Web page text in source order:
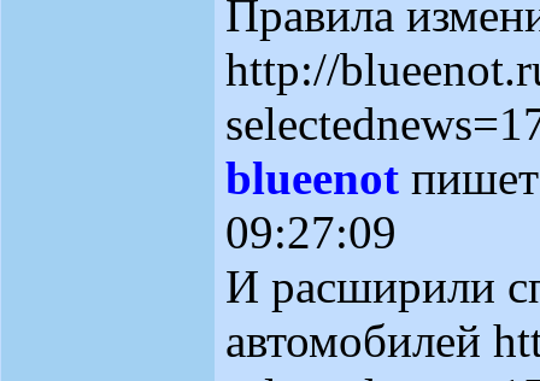
Правила
http://
blueenot
09:27:09
И расширили
автомобилей